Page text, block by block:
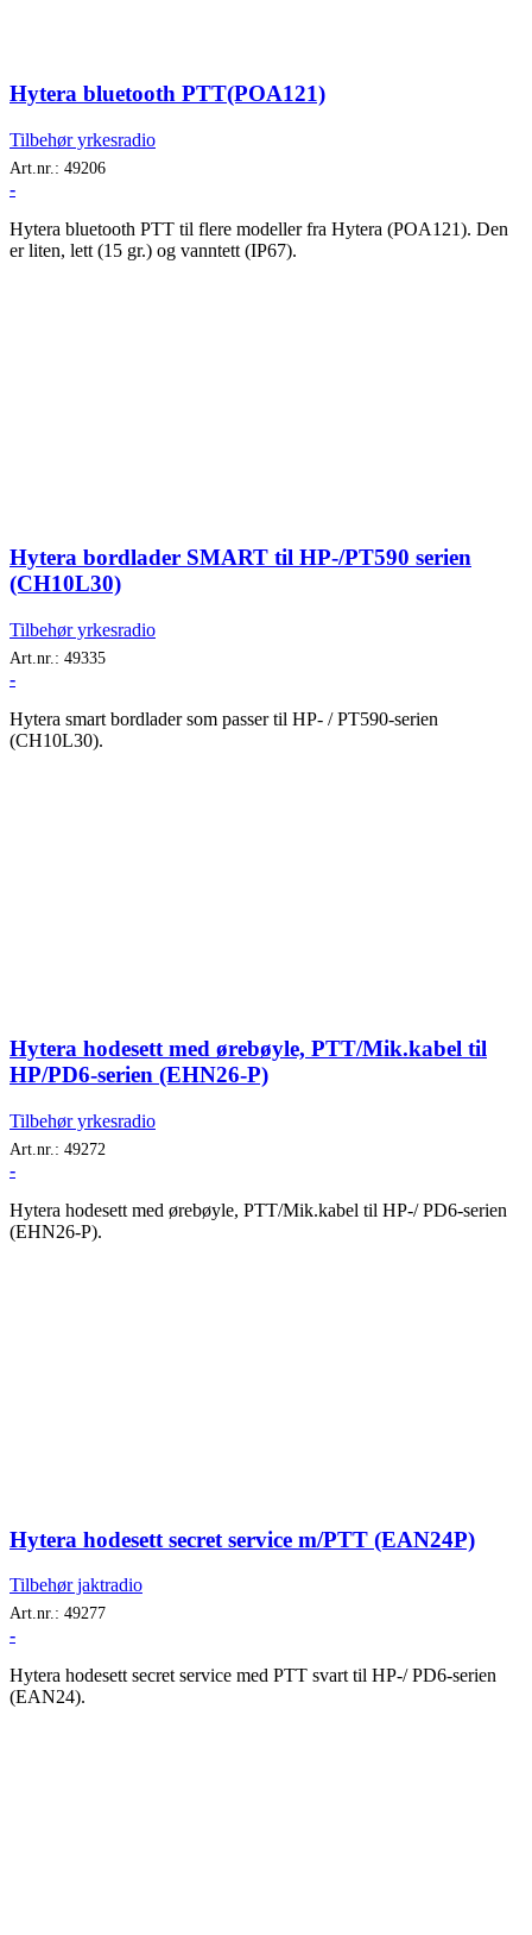
Hytera bluetooth PTT(POA121)
Tilbehør yrkesradio
Art.nr.: 49206
-
Hytera bluetooth PTT til flere modeller fra Hytera (POA121). Den
er liten, lett (15 gr.) og vanntett (IP67).
Hytera bordlader SMART til HP-/PT590 serien
(CH10L30)
Tilbehør yrkesradio
Art.nr.: 49335
-
Hytera smart bordlader som passer til HP- / PT590-serien
(CH10L30).
Hytera hodesett med ørebøyle, PTT/Mik.kabel til
HP/PD6-serien (EHN26-P)
Tilbehør yrkesradio
Art.nr.: 49272
-
Hytera hodesett med ørebøyle, PTT/Mik.kabel til HP-/ PD6-serien
(EHN26-P).
Hytera hodesett secret service m/PTT (EAN24P)
Tilbehør jaktradio
Art.nr.: 49277
-
Hytera hodesett secret service med PTT svart til HP-/ PD6-serien
(EAN24).